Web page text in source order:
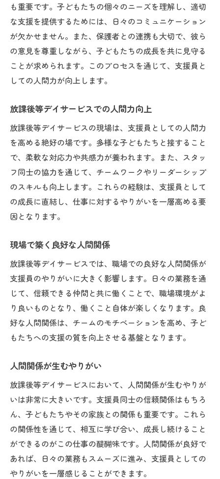
も重要です。子どもたちの個々のニーズを理解し、適切
な支援を提供するためには、日々のコミュニケーション
が欠かせません。また、保護者との連携も大切で、彼ら
の意見を尊重しながら、子どもたちの成長を共に見守る
ことが求められます。このプロセスを通じて、支援員と
しての人間力が向上します。
放課後等デイサービスでの人間力向上
放課後等デイサービスの現場は、支援員としての人間力
を高める絶好の場です。多様な子どもたちと接すること
で、柔軟な対応力や共感力が養われます。また、スタッ
フ同士の協力を通じて、チームワークやリーダーシップ
のスキルも向上します。これらの経験は、支援員として
の成長に直結し、仕事に対するやりがいを一層高める要
因となります。
現場で築く良好な人間関係
放課後等デイサービスでは、職場での良好な人間関係が
支援員のやりがいに大きく影響します。日々の業務を通
じて、信頼できる仲間と共に働くことで、職場環境がよ
り良いものとなり、働くこと自体が楽しくなります。良
好な人間関係は、チームのモチベーションを高め、子ど
もたちへの支援の質を向上させる基盤となります。
人間関係が生むやりがい
放課後等デイサービスにおいて、人間関係が生むやりが
いは非常に大きいです。支援員同士の信頼関係はもちろ
ん、子どもたちやその家族との関係も重要です。これら
の関係性を通じて、相互に学び合い、成長し続けること
ができるのがこの仕事の醍醐味です。人間関係が良好で
あれば、日々の業務もスムーズに進み、支援員としての
やりがいを一層感じることができます。